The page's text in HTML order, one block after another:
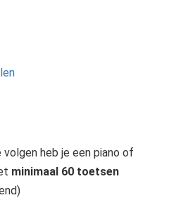
heb je een piano of
minimaal 60 toetsen